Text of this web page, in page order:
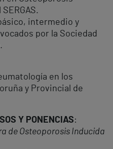
intermedio y
por la Sociedad
en los
y Provincial de
Y PONENCIAS:
de Osteoporosis Inducida